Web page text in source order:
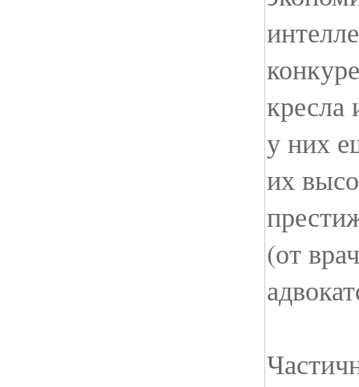
кресла
у них
их
(от